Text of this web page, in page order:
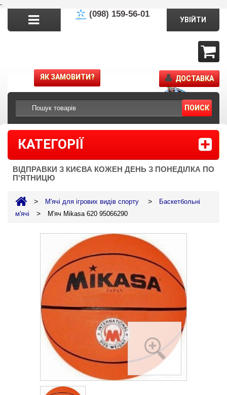
-
(098) 159-56-01
ПОИСК
УВІЙТИ
ЯК ЗАМОВИТИ? ДОСТАВКА
КАТЕГОРІЇ
ВІДПРАВКИ З КИЄВА КОЖЕН ДЕНЬ З ПОНЕДІЛКА ПО
П'ЯТНИЦЮ
> М'ячі для ігрових видів спорту >
Баскетбольні
м'ячі
> М'яч Mikasa 620 95066290